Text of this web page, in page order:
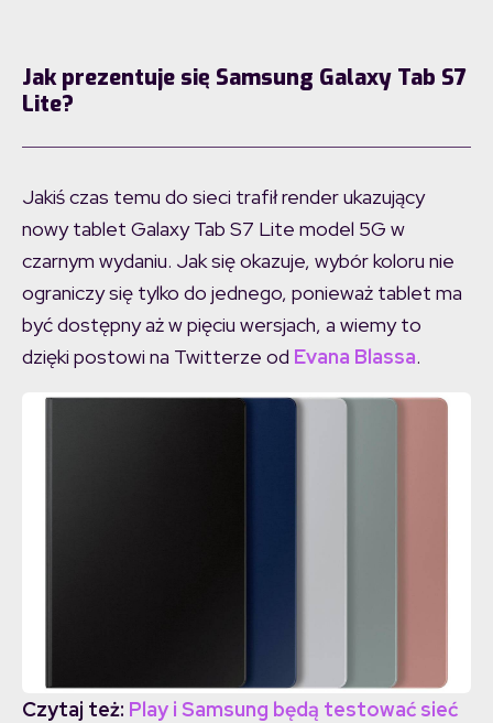
Jak prezentuje się Samsung Galaxy Tab S7
Lite?
Jakiś czas temu do sieci trafił render ukazujący
nowy tablet Galaxy Tab S7 Lite model 5G w
czarnym wydaniu. Jak się okazuje, wybór koloru nie
ograniczy się tylko do jednego, ponieważ tablet ma
być dostępny aż w pięciu wersjach, a wiemy to
dzięki postowi na Twitterze od Evana Blassa.
Czytaj też: Play i Samsung będą testować sieć